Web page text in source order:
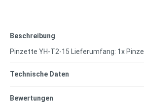
Beschreibung
Pinzette YH-T2-15 Lieferumfang: 1x
Technische Daten
Bewertungen